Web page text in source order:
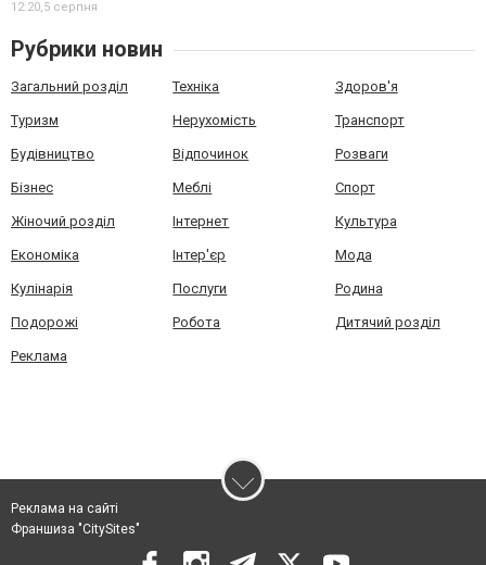
12:20,5 серпня
Рубрики новин
Загальний розділ Техніка Здоров'я
Туризм Нерухомість Транспорт
Будівництво Відпочинок Розваги
Бізнес Меблі Спорт
Жіночий розділ Інтернет Культура
Економіка Інтер'єр Мода
Кулінарія Послуги Родина
Подорожі Робота Дитячий розділ
Реклама
Реклама на сайті
Франшиза "CitySites"